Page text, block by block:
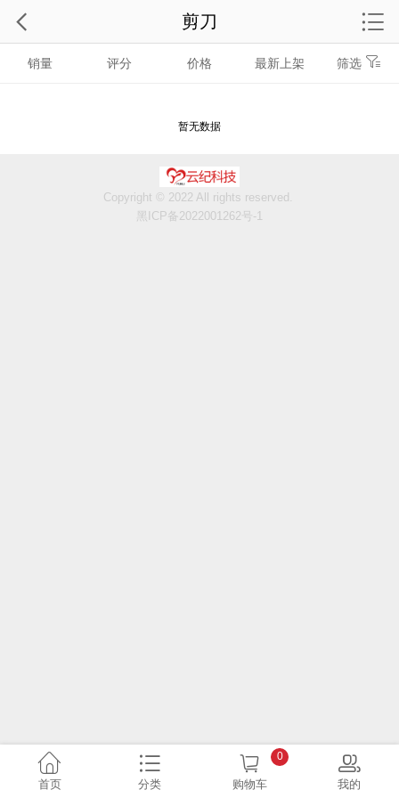
销量 评分 价格 最新上架 筛选
暂无数据
剪刀
Copyright © 2022 All rights reserved.
黑ICP备2022001262号-1
首页 分类 购物车
0
我的